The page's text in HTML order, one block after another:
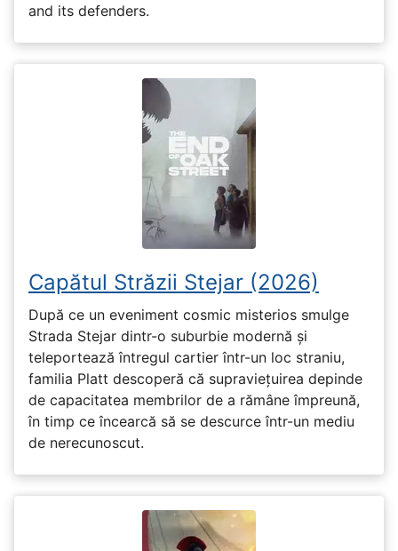
and its defenders.
Capătul Străzii Stejar (2026)
După ce un eveniment cosmic misterios smulge
Strada Stejar dintr-o suburbie modernă și
teleportează întregul cartier într-un loc straniu,
familia Platt descoperă că supraviețuirea depinde
de capacitatea membrilor de a rămâne împreună,
în timp ce încearcă să se descurce într-un mediu
de nerecunoscut.